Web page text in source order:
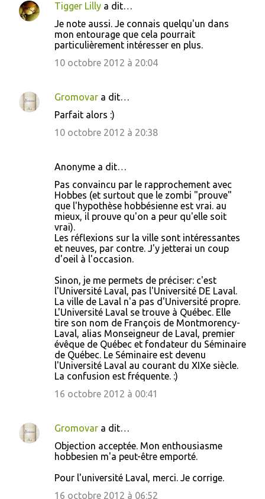
Tigger Lilly a dit…
Je note aussi. Je connais quelqu'un dans
mon entourage que cela pourrait
particulièrement intéresser en plus.
10 octobre 2012 à 20:04
Gromovar a dit…
Parfait alors :)
10 octobre 2012 à 20:38
Anonyme a dit…
Pas convaincu par le rapprochement avec
Hobbes (et surtout que le zombi "prouve"
que l'hypothèse hobbésienne est vrai. au
mieux, il prouve qu'on a peur qu'elle soit
vrai).
Les réflexions sur la ville sont intéressantes
et neuves, par contre. J'y jetterai un coup
d'oeil à l'occasion.
Sinon, je me permets de préciser: c'est
l'Université Laval, pas l'Université DE Laval.
La ville de Laval n'a pas d'Université propre.
L'Université Laval se trouve à Québec. Elle
tire son nom de François de Montmorency-
Laval, alias Monseigneur de Laval, premier
évêque de Québec et fondateur du Séminaire
de Québec. Le Séminaire est devenu
l'Université Laval au courant du XIXe siècle.
La confusion est fréquente. :)
16 octobre 2012 à 00:41
Gromovar a dit…
Objection acceptée. Mon enthousiasme
hobbesien m'a peut-être emporté.
Pour l'université Laval, merci. Je corrige.
16 octobre 2012 à 06:52